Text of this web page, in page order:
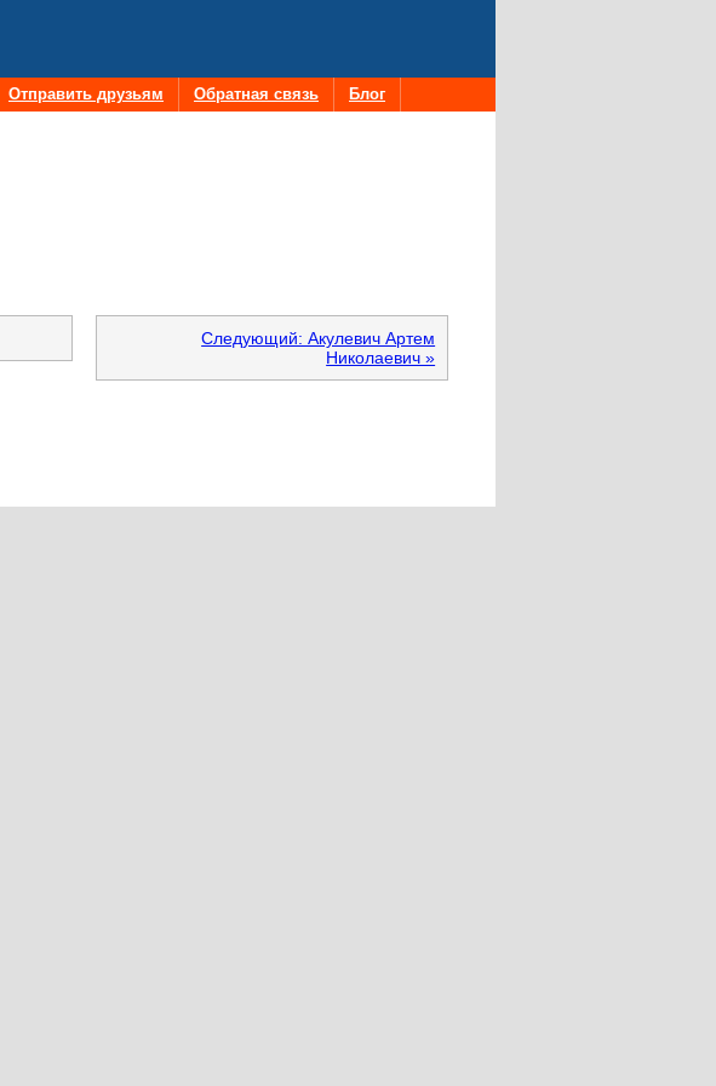
Отправить друзьям Обратная связь Блог
Следующий: Акулевич Артем
Николаевич »